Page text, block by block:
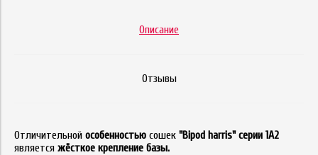
Описание
Отзывы
Отличительной особенностью сошек "Bipod harris" серии 1А2
является жёсткое крепление базы.